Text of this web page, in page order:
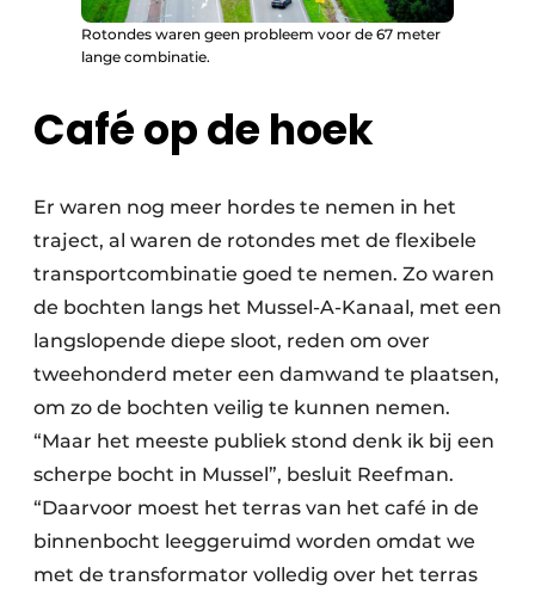
Rotondes waren geen probleem voor de 67 meter
lange combinatie.
Café op de hoek
Er waren nog meer hordes te nemen in het
traject, al waren de rotondes met de flexibele
transportcombinatie goed te nemen. Zo waren
de bochten langs het Mussel-A-Kanaal, met een
langslopende diepe sloot, reden om over
tweehonderd meter een damwand te plaatsen,
om zo de bochten veilig te kunnen nemen.
“Maar het meeste publiek stond denk ik bij een
scherpe bocht in Mussel”, besluit Reefman.
“Daarvoor moest het terras van het café in de
binnenbocht leeggeruimd worden omdat we
met de transformator volledig over het terras